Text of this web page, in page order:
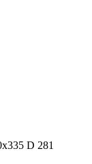
D 281